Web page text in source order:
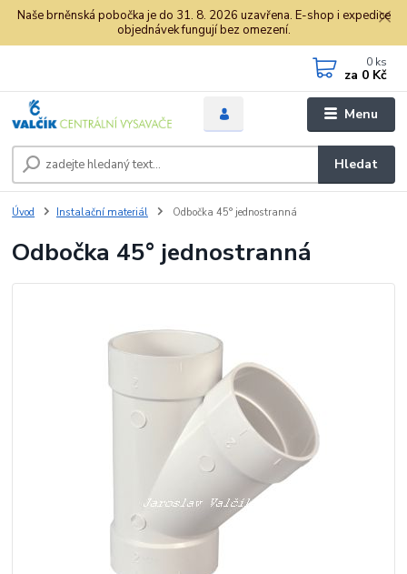
Naše brněnská pobočka je do 31. 8. 2026 uzavřena. E-shop i expedice
objednávek fungují bez omezení.
Menu
Hledat
0 ks
za 0 Kč
Úvod Instalační materiál Odbočka 45° jednostranná
Odbočka 45° jednostranná